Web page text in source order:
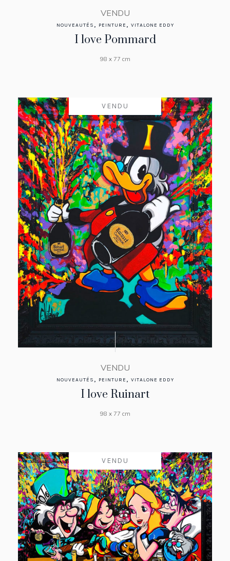
VENDU
NOUVEAUTÉS , PEINTURE , VITALONE EDDY
I love Pommard
98 x 77 cm
VENDU
VENDU
NOUVEAUTÉS , PEINTURE , VITALONE EDDY
I love Ruinart
98 x 77 cm
VENDU